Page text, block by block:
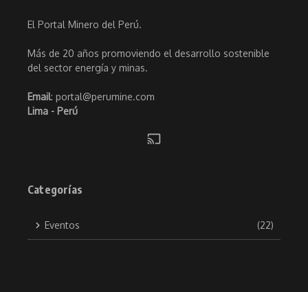
El Portal Minero del Perú.
Más de 20 años promoviendo el desarrollo sostenible
del sector energía y minas.
Email: portal@perumine.com
Lima - Perú
Categorías
Eventos (22)